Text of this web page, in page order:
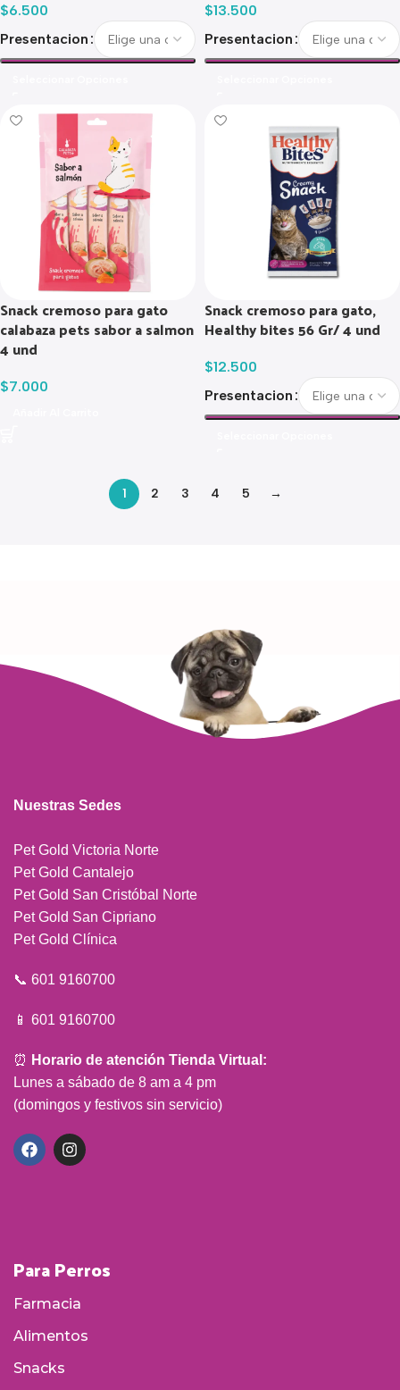
$6.500
Presentacion
$13.500
Presentacion
Snack cremoso para gato
calabaza pets sabor a salmon
4 und
$7.000
Snack cremoso para gato,
Healthy bites 56 Gr/ 4 und
$12.500
Presentacion
1 2 3 4 5 →
Nuestras Sedes
Pet Gold Victoria Norte
Pet Gold Cantalejo
Pet Gold San Cristóbal Norte
Pet Gold San Cipriano
Pet Gold Clínica
📞 601 9160700
📱 601 9160700
⏰ Horario de atención Tienda Virtual:
Lunes a sábado de 8 am a 4 pm
(domingos y festivos sin servicio)
Para Perros
Farmacia
Alimentos
Snacks